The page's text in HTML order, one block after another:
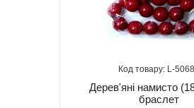
Дерев'яні намисто
браслет